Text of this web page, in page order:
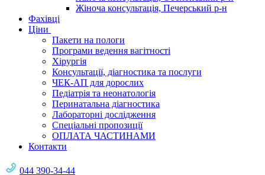
Жіноча консультація, Печерський р-н
Фахівці
Ціни
Пакети на пологи
Програми ведення вагітності
Хірургія
Консультації, діагностика та послуги
ЧЕК-АП для дорослих
Педіатрія та неонатологія
Перинатальна діагностика
Лабораторні дослідження
Спеціальні пропозиції
ОПЛАТА ЧАСТИНАМИ
Контакти
044 390-34-44